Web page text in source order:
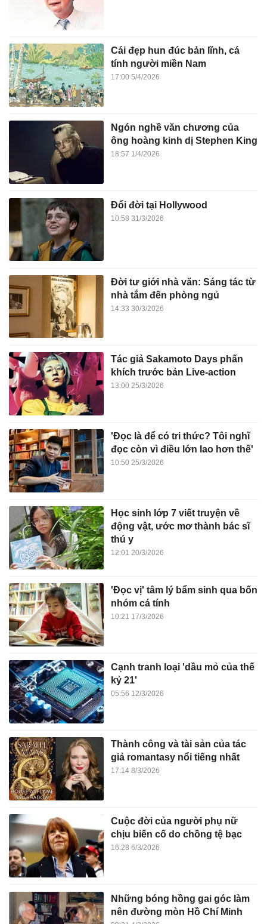
Cái đẹp hun đúc bản lĩnh, cá
tính người miền Nam
17:00 5/4/2026
Ngón nghề văn chương của
ông hoàng kinh dị Stephen King
18:57 1/4/2026
Đổi đời tại Hollywood
10:58 31/3/2026
Đời tư giới nhà văn: Sáng tác từ
nhà tắm đến phòng ngủ
14:33 30/3/2026
Tác giả Sakamoto Days phấn
khích trước bản Live-action
13:00 25/3/2026
'Đọc là để có tri thức? Tôi nghĩ
đọc còn vì điều lớn lao hơn thế'
10:50 25/3/2026
Học sinh lớp 7 viết truyện về
động vật, ước mơ thành bác sĩ
thú y
12:01 20/3/2026
'Đọc vị' tâm lý bẩm sinh qua bốn
nhóm cá tính
10:21 17/3/2026
Cạnh tranh loại 'dầu mỏ của thế
kỷ 21'
05:56 12/3/2026
Thành công và tài sản của tác
giả romantasy nổi tiếng nhất
17:14 8/3/2026
Cuộc đời của người phụ nữ
chịu biến cố do chồng tệ bạc
16:28 6/3/2026
Những bóng hồng gai góc làm
nên đường mòn Hồ Chí Minh